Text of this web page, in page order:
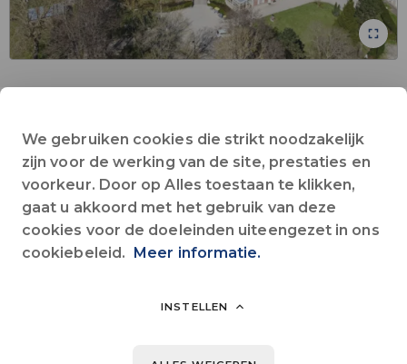
rivier
Zwembad Alles zien
Gelegen in Hoog-Normandië, op 5 km van Dieppe en op 3 km
van de zee van Pourvielle, verwelkomt camping La Source u in
een rustige en groene omgeving, begrensd door een rivier.
We gebruiken cookies die strikt noodzakelijk
zijn voor de werking van de site, prestaties en
voorkeur. Door op Alles toestaan te klikken,
gaat u akkoord met het gebruik van deze
cookies voor de doeleinden uiteengezet in ons
cookiebeleid. Meer informatie.
INSTELLEN